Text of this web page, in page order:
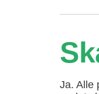
Ja. Alle